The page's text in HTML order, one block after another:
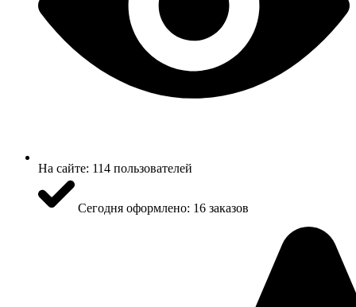
На сайте: 114 пользователей
Сегодня оформлено: 16 заказов